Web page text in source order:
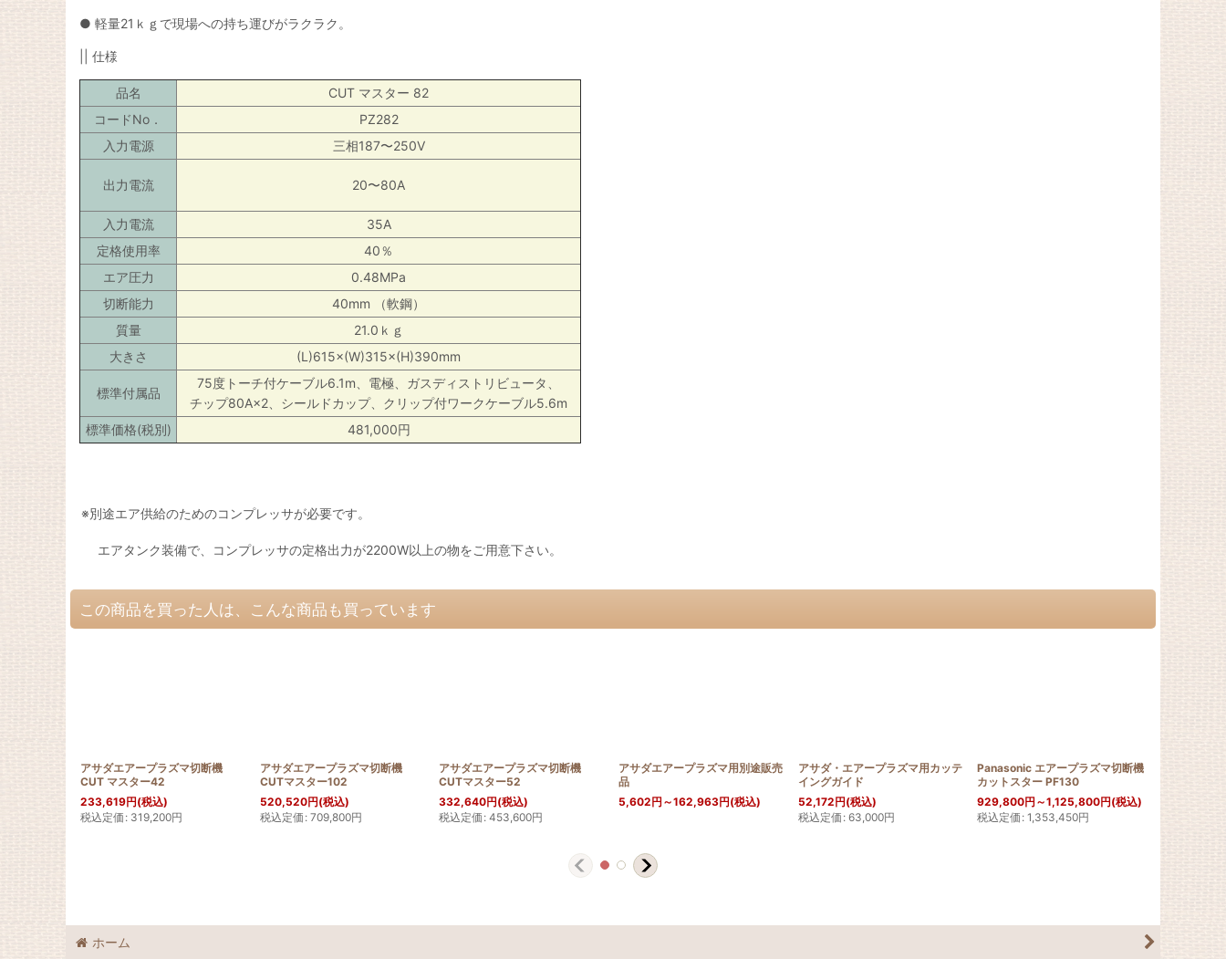
● 軽量21ｋｇで現場への持ち運びがラクラク。
|| 仕様
品名
CUT マスター 82
コードNo．
PZ282
入力電源
三相187〜250V
出力電流 20〜80A
入力電流
35A
定格使用率
40％
エア圧力
0.48MPa
切断能力
40mm （軟鋼）
質量
21.0ｋｇ
大きさ
(L)615×(W)315×(H)390mm
標準付属品
75度トーチ付ケーブル6.1m、電極、ガスディストリビュータ、
チップ80A×2、シールドカップ、クリップ付ワークケーブル5.6m
標準価格(税別)
481,000円
※別途エア供給のためのコンプレッサが必要です。
エアタンク装備で、コンプレッサの定格出力が2200W以上の物をご用意下さい。
この商品を買った人は、こんな商品も買っています
アサダエアープラズマ切断機
CUT マスター42
233,619円(税込)
税込定価 : 319,200円
アサダエアープラズマ切断機
CUTマスター102
520,520円(税込)
税込定価 : 709,800円
アサダエアープラズマ切断機
CUTマスター52
332,640円(税込)
税込定価 : 453,600円
アサダエアープラズマ用別途販売
品
5,602円 ～162,963円(税込)
アサダ・エアープラズマ用カッテ
イングガイド
52,172円(税込)
税込定価 : 63,000円
Panasonic エアープラズマ切断機
カットスター PF130
929,800円 ～1,125,800円(税込)
税込定価 : 1,353,450円
ホーム